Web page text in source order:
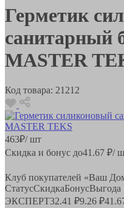
Герметик
санитарный
MASTER
Код товара: 21212
463₽/ шт
Скидка и бонус до41.67 ₽/
Клуб покупателей «Ваш
СтатусСкидкаБонусВыгода
ЭКСПЕРТ32.41 ₽9.26 ₽